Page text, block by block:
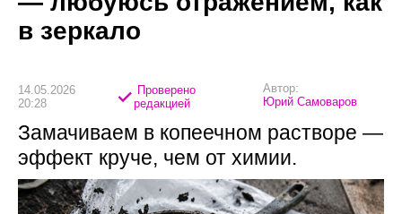
в зеркало
14.05.2026
20:28
Проверено
редакцией
Автор:
Юрий Самоваров
Замачиваем в копеечном растворе —
эффект круче, чем от химии.